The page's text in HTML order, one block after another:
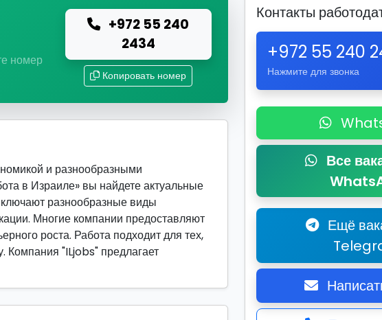
номер
+972 55 240
2434
Копировать номер
и разнообразными
в Израиле» вы найдете актуальные
разнообразные виды
Многие компании предоставляют
роста. Работа подходит для тех,
Компания "ILjobs" предлагает
Контакты
+972 55 240
Нажмите для звонка
Все
Ещё